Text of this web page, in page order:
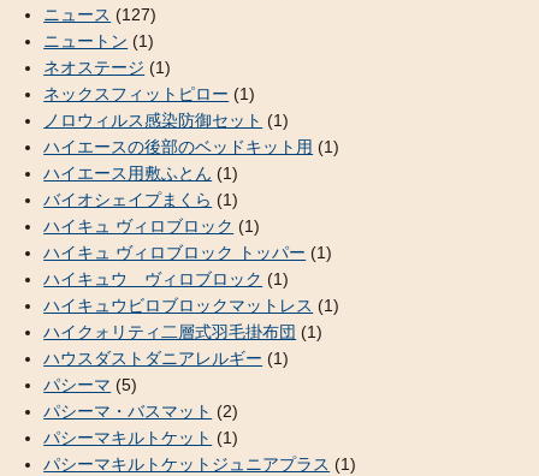
ニュース (127)
ニュートン (1)
ネオステージ (1)
ネックスフィットピロー (1)
ノロウィルス感染防御セット (1)
ハイエースの後部のベッドキット用 (1)
ハイエース用敷ふとん (1)
バイオシェイプまくら (1)
ハイキュ ヴィロブロック (1)
ハイキュ ヴィロブロック トッパー (1)
ハイキュウ ヴィロブロック (1)
ハイキュウビロブロックマットレス (1)
ハイクォリティ二層式羽毛掛布団 (1)
ハウスダストダニアレルギー (1)
パシーマ (5)
パシーマ・バスマット (2)
パシーマキルトケット (1)
パシーマキルトケットジュニアプラス (1)